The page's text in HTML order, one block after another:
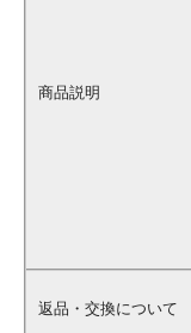
商品説明
返品・交換について